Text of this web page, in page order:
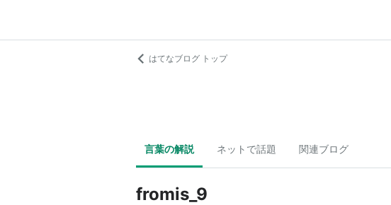
はてなブログ トップ
言葉の解説 ネットで話題 関連ブログ
fromis_9